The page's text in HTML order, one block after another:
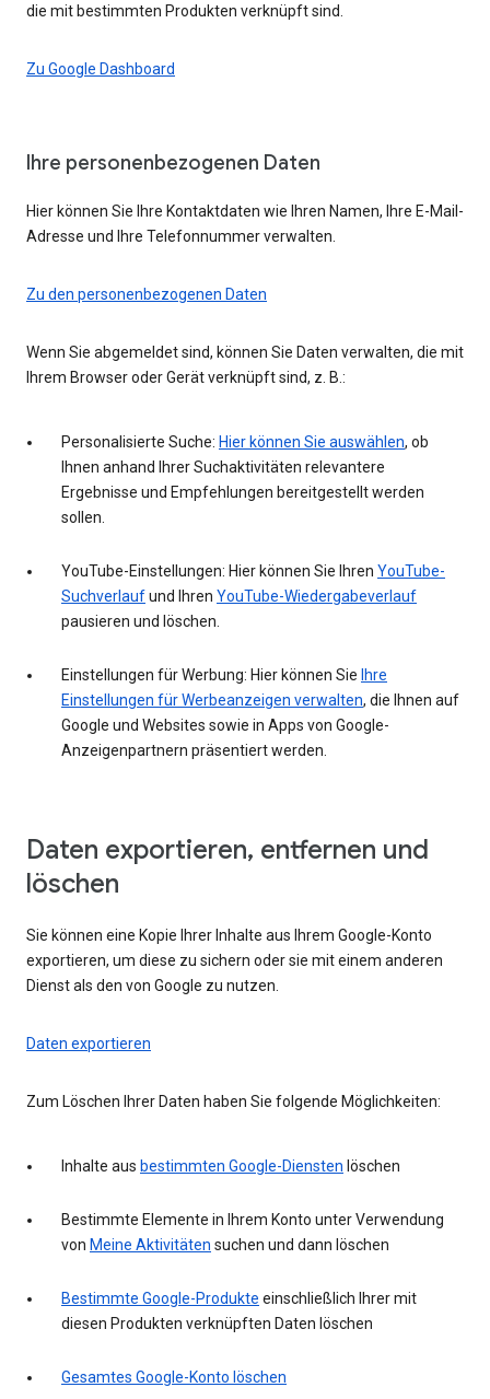
die mit bestimmten Produkten verknüpft sind.
Zu Google Dashboard
Ihre personenbezogenen Daten
Hier können Sie Ihre Kontaktdaten wie Ihren Namen, Ihre E-Mail-
Adresse und Ihre Telefonnummer verwalten.
Zu den personenbezogenen Daten
Wenn Sie abgemeldet sind, können Sie Daten verwalten, die mit
Ihrem Browser oder Gerät verknüpft sind, z. B.:
Personalisierte Suche: Hier können Sie auswählen, ob
Ihnen anhand Ihrer Suchaktivitäten relevantere
Ergebnisse und Empfehlungen bereitgestellt werden
sollen.
YouTube-Einstellungen: Hier können Sie Ihren YouTube-
Suchverlaufund Ihren YouTube-Wiedergabeverlauf
pausieren und löschen.
Einstellungen für Werbung: Hier können Sie Ihre
Einstellungen für Werbeanzeigen verwalten, die Ihnen auf
Google und Websites sowie in Apps von Google-
Anzeigenpartnern präsentiert werden.
Daten exportieren, entfernen und
löschen
Sie können eine Kopie Ihrer Inhalte aus Ihrem Google-Konto
exportieren, um diese zu sichern oder sie mit einem anderen
Dienst als den von Google zu nutzen.
Daten exportieren
Zum Löschen Ihrer Daten haben Sie folgende Möglichkeiten:
Inhalte aus bestimmten Google-Diensten löschen
Bestimmte Elemente in Ihrem Konto unter Verwendung
von Meine Aktivitäten suchen und dann löschen
Bestimmte Google-Produkte einschließlich Ihrer mit
diesen Produkten verknüpften Daten löschen
Gesamtes Google-Konto löschen